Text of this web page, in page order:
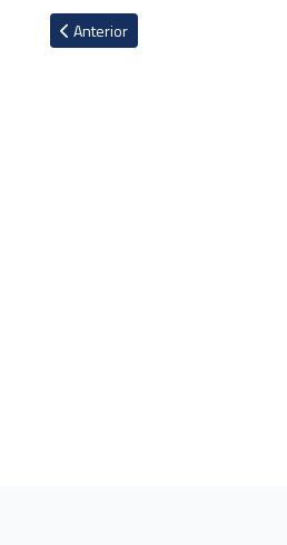
Artículo anterior: VIDEO: Ciclista
Anterior